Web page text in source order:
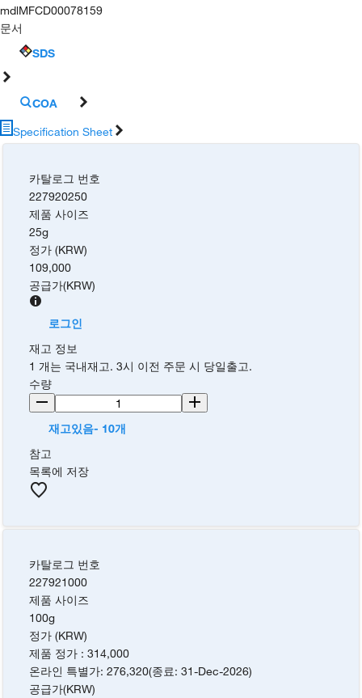
mdlMFCD00078159
문서
SDS
COA
Specification Sheet
카탈로그 번호
227920250
제품 사이즈
25g
정가 (KRW)
109,000
공급가(KRW)
로그인
재고 정보
1 개는 국내재고. 3시 이전 주문 시 당일출고.
수량
재고있음- 10개
참고
목록에 저장
카탈로그 번호
227921000
제품 사이즈
100g
정가 (KRW)
제품 정가 :314,000
온라인 특별가:276,320(종료:31-Dec-2026)
공급가(KRW)